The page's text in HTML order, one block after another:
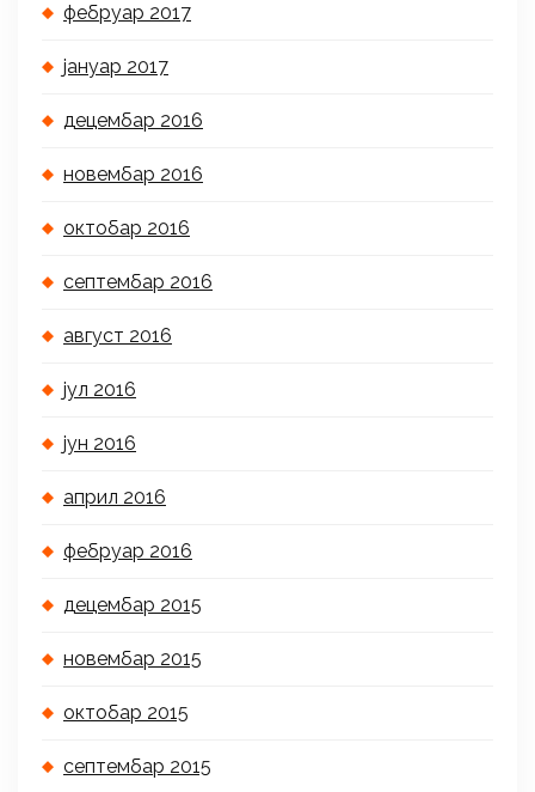
фебруар 2017
јануар 2017
децембар 2016
новембар 2016
октобар 2016
септембар 2016
август 2016
јул 2016
јун 2016
април 2016
фебруар 2016
децембар 2015
новембар 2015
октобар 2015
септембар 2015